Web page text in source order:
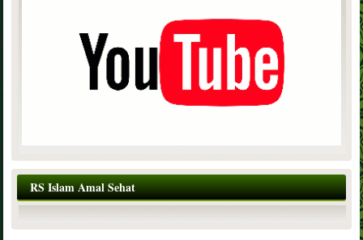
RS Islam Amal Sehat